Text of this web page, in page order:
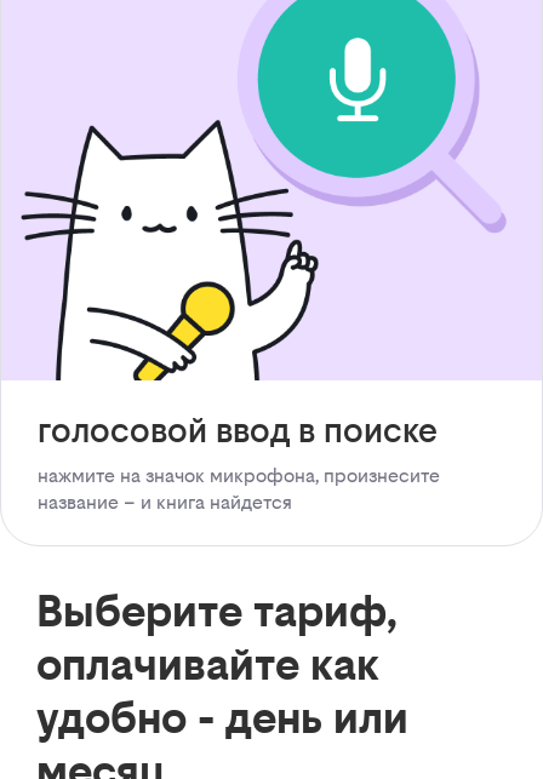
голосовой ввод в поиске
нажмите на значок микрофона, произнесите
название – и книга найдется
Выберите тариф,
оплачивайте как
удобно - день или